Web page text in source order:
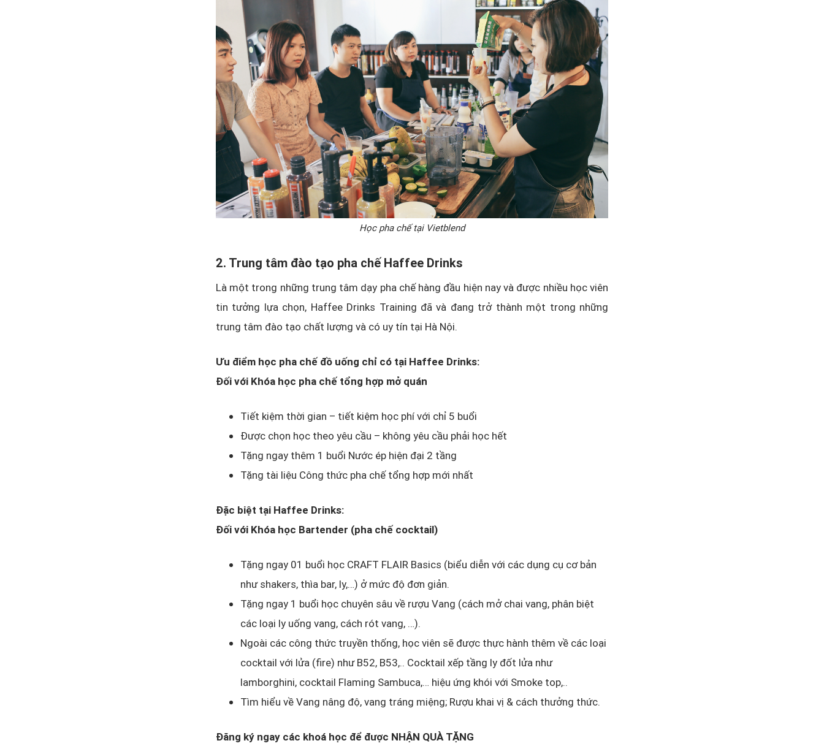
Học pha chế tại Vietblend
2. Trung tâm đào tạo pha chế Haffee Drinks
Là một trong những trung tâm dạy pha chế hàng đầu hiện nay và được nhiều học viên
tin tưởng lựa chọn, Haffee Drinks Training đã và đang trở thành một trong những
trung tâm đào tạo chất lượng và có uy tín tại Hà Nội.
Ưu điểm học pha chế đồ uống chỉ có tại Haffee Drinks:
Đối với Khóa học pha chế tổng hợp mở quán
Tiết kiệm thời gian – tiết kiệm học phí với chỉ 5 buổi
Được chọn học theo yêu cầu – không yêu cầu phải học hết
Tặng ngay thêm 1 buổi Nước ép hiện đại 2 tầng
Tặng tài liệu Công thức pha chế tổng hợp mới nhất
Đặc biệt tại Haffee Drinks:
Đối với Khóa học Bartender (pha chế cocktail)
Tặng ngay 01 buổi học CRAFT FLAIR Basics (biểu diễn với các dụng cụ cơ bản
như shakers, thìa bar, ly,…) ở mức độ đơn giản.
Tặng ngay 1 buổi học chuyên sâu về rượu Vang (cách mở chai vang, phân biệt
các loại ly uống vang, cách rót vang, …).
Ngoài các công thức truyền thống, học viên sẽ được thực hành thêm về các loại
cocktail với lửa (fire) như B52, B53,.. Cocktail xếp tầng ly đốt lửa như
lamborghini, cocktail Flaming Sambuca,… hiệu ứng khói với Smoke top,..
Tìm hiểu về Vang nâng độ, vang tráng miệng; Rượu khai vị & cách thưởng thức.
Đăng ký ngay các khoá học để được NHẬN QUÀ TẶNG